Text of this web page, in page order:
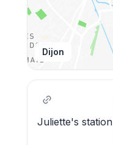
Juliette's station
Dijon